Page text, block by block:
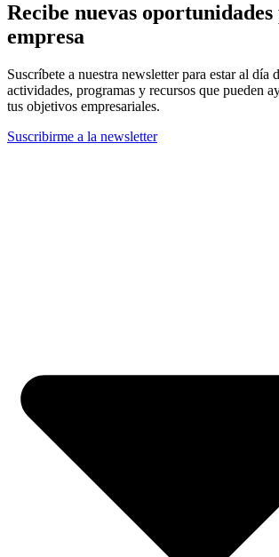
Recibe nuevas
empresa
Suscríbete a nuestra newsletter para estar al día
actividades, programas y recursos que pueden
tus objetivos empresariales.
Suscribirme a la newsletter